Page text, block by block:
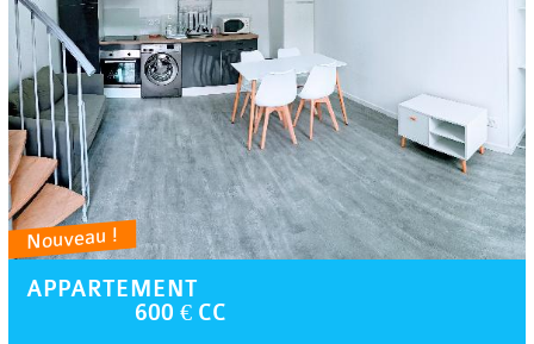
Nouveau !
APPARTEMENT
600 € CC